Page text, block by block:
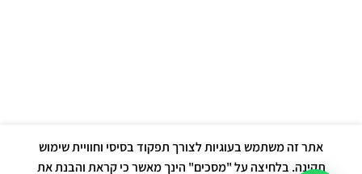
אתר זה משתמש בעוגיות לצורך תפקוד בסיסי וחוויית שימוש
תקינה. בלחיצה על "מסכים" הינך מאשר כי קראת והבנת את